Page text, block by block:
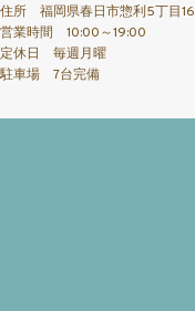
住所 福岡県春日市惣利5丁目16
営業時間 10:00～19:00
定休日 毎週月曜
駐車場 7台完備